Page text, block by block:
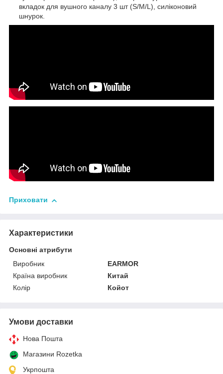
вкладок для вушного каналу 3 шт (S/M/L), силіконовий
шнурок.
Приховати
Характеристики
Основні атрибути
Виробник
EARMOR
Країна виробник
Китай
Колір
Койот
Умови доставки
Нова Пошта
Магазини Rozetka
Укрпошта